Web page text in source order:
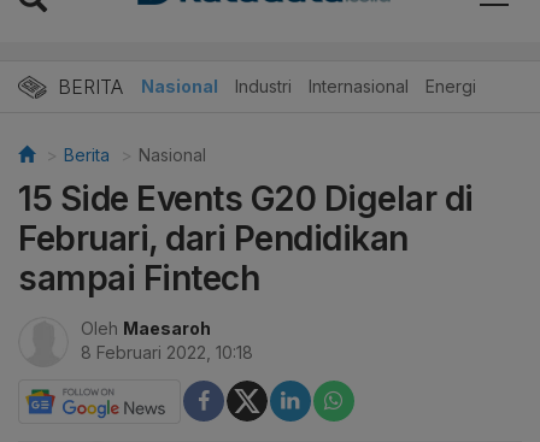
BERITA Nasional Industri Internasional Energi
Berita Nasional
15 Side Events G20 Digelar di
Februari, dari Pendidikan
sampai Fintech
Oleh Maesaroh
8 Februari 2022, 10:18